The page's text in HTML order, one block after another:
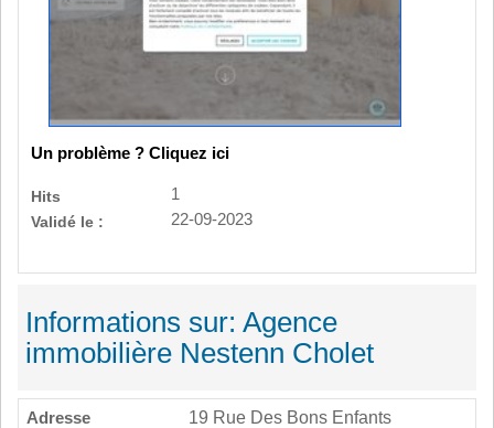
Un problème ? Cliquez ici
Hits
1
Validé le :
22-09-2023
Informations sur: Agence
immobilière Nestenn Cholet
Adresse
19 Rue Des Bons Enfants